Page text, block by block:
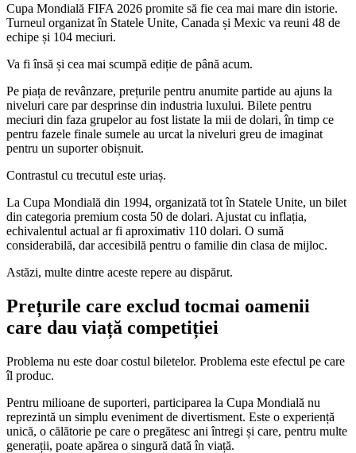
Cupa Mondială FIFA 2026 promite să fie cea mai mare din istorie.
Turneul organizat în Statele Unite, Canada și Mexic va reuni 48 de
echipe și 104 meciuri.
Va fi însă și cea mai scumpă ediție de până acum.
Pe piața de revânzare, prețurile pentru anumite partide au ajuns la
niveluri care par desprinse din industria luxului. Bilete pentru
meciuri din faza grupelor au fost listate la mii de dolari, în timp ce
pentru fazele finale sumele au urcat la niveluri greu de imaginat
pentru un suporter obișnuit.
Contrastul cu trecutul este uriaș.
La Cupa Mondială din 1994, organizată tot în Statele Unite, un bilet
din categoria premium costa 50 de dolari. Ajustat cu inflația,
echivalentul actual ar fi aproximativ 110 dolari. O sumă
considerabilă, dar accesibilă pentru o familie din clasa de mijloc.
Astăzi, multe dintre aceste repere au dispărut.
Prețurile care exclud tocmai oamenii
care dau viață competiției
Problema nu este doar costul biletelor. Problema este efectul pe care
îl produc.
Pentru milioane de suporteri, participarea la Cupa Mondială nu
reprezintă un simplu eveniment de divertisment. Este o experiență
unică, o călătorie pe care o pregătesc ani întregi și care, pentru multe
generații, poate apărea o singură dată în viață.